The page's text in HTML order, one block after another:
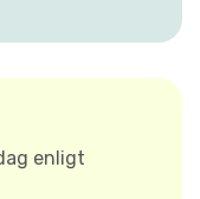
enligt